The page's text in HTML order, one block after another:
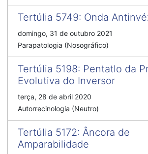
Tertúlia 5749: Onda
domingo, 31 de outubro 2021
Parapatologia (Nosográfico)
Tertúlia 5198: Pentatlo da
Evolutiva do Inversor
terça, 28 de abril 2020
Autorrecinologia (Neutro)
Tertúlia 5172: Âncora de
Amparabilidade